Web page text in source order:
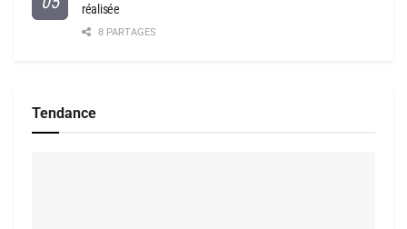
réalisée
8 PARTAGES
Tendance